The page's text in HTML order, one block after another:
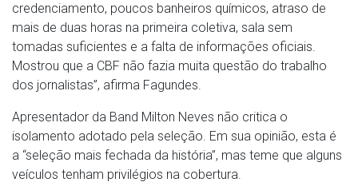
credenciamento, poucos banheiros químicos, atraso de
mais de duas horas na primeira coletiva, sala sem
tomadas suficientes e a falta de informações oficiais.
Mostrou que a CBF não fazia muita questão do trabalho
dos jornalistas”, afirma Fagundes.
Apresentador da Band Milton Neves não critica o
isolamento adotado pela seleção. Em sua opinião, esta é
a “seleção mais fechada da história”, mas teme que alguns
veículos tenham privilégios na cobertura.